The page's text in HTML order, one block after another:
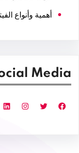
أهمية وأنواع
Media
فيسبوك تويتر إنستجرام لينكد إن